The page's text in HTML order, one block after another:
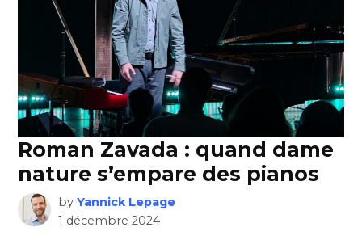
Roman Zavada : quand dame
nature s’empare des pianos
by Yannick Lepage
1 décembre 2024